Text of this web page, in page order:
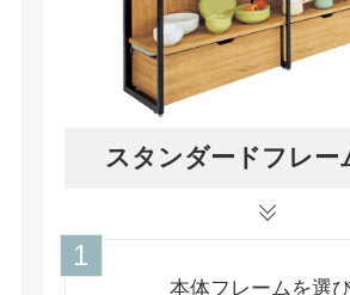
スタンダードフレー
本体フレームを選